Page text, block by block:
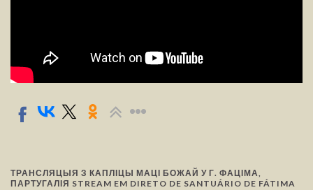
ТРАНСЛЯЦЫЯ З КАПЛІЦЫ МАЦІ БОЖАЙ У Г. ФАЦІМА,
ПАРТУГАЛІЯ STREAM EM DIRETO DE SANTUÁRIO DE FÁTIMA